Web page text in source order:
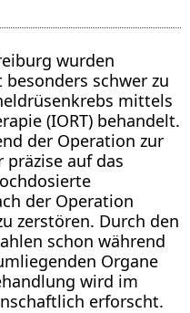
wurden
schwer zu
mittels
(IORT) behandelt.
der Operation zur
auf das
der Operation
zerstören. Durch den
schon während
Organe
wird im
erforscht.